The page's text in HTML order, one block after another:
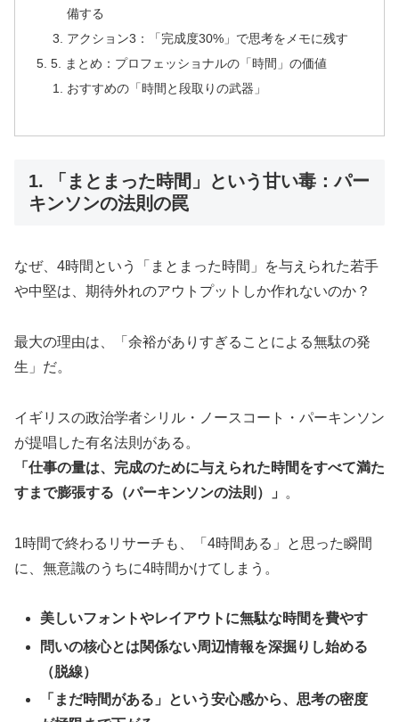
備する
アクション3：「完成度30%」で思考をメモに残す
5. まとめ：プロフェッショナルの「時間」の価値
おすすめの「時間と段取りの武器」
1. 「まとまった時間」という甘い毒：パー
キンソンの法則の罠
なぜ、4時間という「まとまった時間」を与えられた若手
や中堅は、期待外れのアウトプットしか作れないのか？
最大の理由は、「余裕がありすぎることによる無駄の発
生」だ。
イギリスの政治学者シリル・ノースコート・パーキンソン
が提唱した有名法則がある。
「仕事の量は、完成のために与えられた時間をすべて満た
すまで膨張する（パーキンソンの法則）」
。
1時間で終わるリサーチも、「4時間ある」と思った瞬間
に、無意識のうちに4時間かけてしまう。
美しいフォントやレイアウトに無駄な時間を費やす
問いの核心とは関係ない周辺情報を深掘りし始める
（脱線）
「まだ時間がある」という安心感から、思考の密度